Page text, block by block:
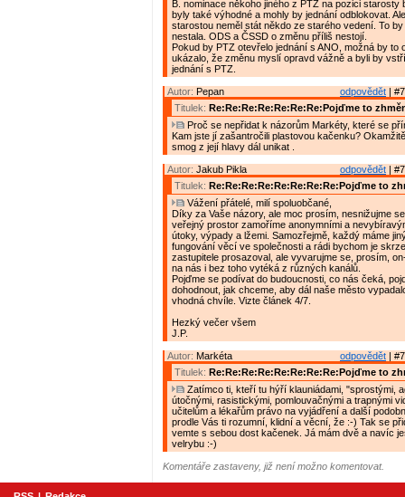
B. nominace někoho jiného z PTZ na pozici starosty
byly také výhodné a mohly by jednání odblokovat.
starostou neměl stát někdo ze starého vedení. To
nestala. ODS a ČSSD o změnu příliš nestojí.
Pokud by PTZ otevřelo jednání s ANO, možná by to
ukázalo, že změnu myslí opravd vážně a byli by
jednání s PTZ.
odpovědět |
Autor: Pepan
Titulek: Re:Re:Re:Re:Re:Re:Re:Pojďme to
Proč se nepřidat k názorům Markéty, které se
Kam jste jí zašantročili plastovou kačenku?
smog z její hlavy dál unikat .
odpovědět |
Autor: Jakub Pikla
Titulek: Re:Re:Re:Re:Re:Re:Re:Re:Pojďme to
Vážení přátelé, milí spoluobčané,
Díky za Vaše názory, ale moc prosím, nesnižujme
veřejný prostor zamoříme anonymními a
útoky, výpady a lžemi. Samozřejmě, každý máme
fungování věcí ve společnosti a rádi bychom je
zastupitele prosazoval, ale vyvarujme se, prosím,
na nás i bez toho vytéká z různých kanálů.
Pojďme se podívat do budoucnosti, co nás čeká,
dohodnout, jak chceme, aby dál naše město
vhodná chvíle. Vizte článek 4/7.
Hezký večer všem
J.P.
odpovědět |
Autor: Markéta
Titulek: Re:Re:Re:Re:Re:Re:Re:Re:Pojďme to
Zatímco ti, kteří tu hýří klauniádami, "sprostými,
útočnými, rasistickými, pomlouvačnými a trapnými
učitelům a lékařům právo na vyjádření a další
prodle Vás ti rozumní, klidní a věcní, že :-) Tak se
vemte s sebou dost kačenek. Já mám dvě a navíc
velrybu :-)
Komentáře zastaveny, již není možno komentovat.